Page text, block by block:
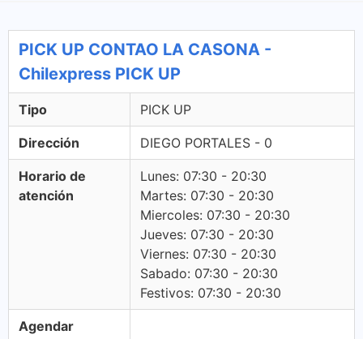
PICK UP CONTAO LA CASONA -
Chilexpress PICK UP
Tipo PICK UP
Dirección DIEGO PORTALES - 0
Horario de
atención
Lunes: 07:30 - 20:30
Martes: 07:30 - 20:30
Miercoles: 07:30 - 20:30
Jueves: 07:30 - 20:30
Viernes: 07:30 - 20:30
Sabado: 07:30 - 20:30
Festivos: 07:30 - 20:30
Agendar